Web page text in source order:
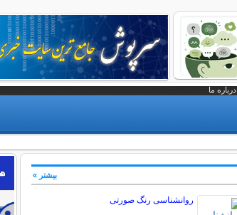
درباره ما
روانشناسی رنگ صورتی
بیشتر »